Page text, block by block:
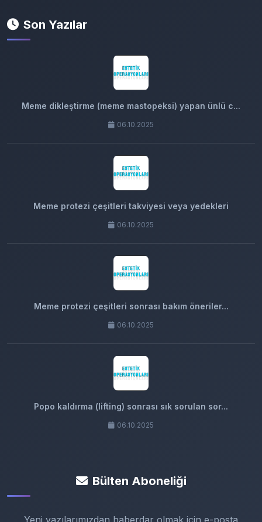
Son Yazılar
Meme dikleştirme (meme mastopeksi) yapan ünlü c...
06.10.2025
Meme protezi çeşitleri takviyesi veya yedekleri
06.10.2025
Meme protezi çeşitleri sonrası bakım öneriler...
06.10.2025
Popo kaldırma (lifting) sonrası sık sorulan sor...
06.10.2025
Bülten Aboneliği
Yeni yazılarımızdan haberdar olmak için e-posta